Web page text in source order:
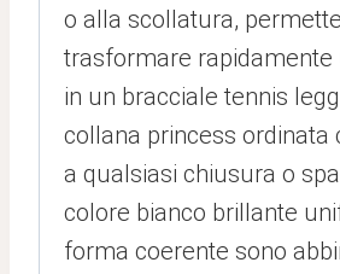
o alla scollatura,
trasformare rapidamente
in un bracciale tennis
collana princess ordinata
a qualsiasi chiusura o
colore bianco brillante
forma coerente sono